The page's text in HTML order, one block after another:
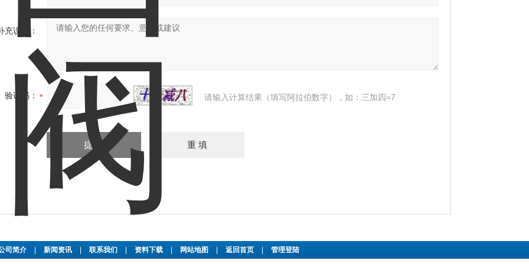
充说明：
验证码： 请输入计算结果（填写阿拉伯数字），如：三加四=7
司简介 新闻资讯 联系我们 资料下载 网站地图 返回首页 管理登陆